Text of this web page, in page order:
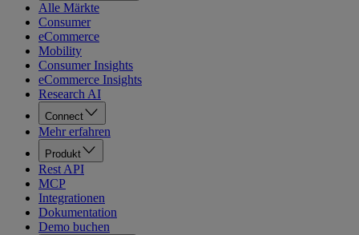
Alle Märkte
Consumer
eCommerce
Mobility
Consumer Insights
eCommerce Insights
Research AI
Connect
Mehr erfahren
Produkt
Rest API
MCP
Integrationen
Dokumentation
Demo buchen